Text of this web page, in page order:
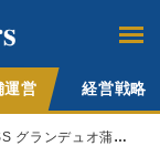
運営 経営戦略
グランデュオ蒲田